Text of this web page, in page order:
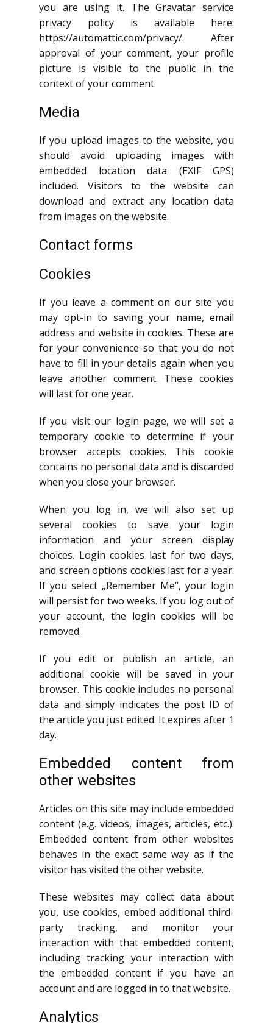
you are using it. The Gravatar service
privacy policy is available here:
https://automattic.com/privacy/. After
approval of your comment, your profile
picture is visible to the public in the
context of your comment.
Media
If you upload images to the website, you
should avoid uploading images with
embedded location data (EXIF GPS)
included. Visitors to the website can
download and extract any location data
from images on the website.
Contact forms
Cookies
If you leave a comment on our site you
may opt-in to saving your name, email
address and website in cookies. These are
for your convenience so that you do not
have to fill in your details again when you
leave another comment. These cookies
will last for one year.
If you visit our login page, we will set a
temporary cookie to determine if your
browser accepts cookies. This cookie
contains no personal data and is discarded
when you close your browser.
When you log in, we will also set up
several cookies to save your login
information and your screen display
choices. Login cookies last for two days,
and screen options cookies last for a year.
If you select „Remember Me“, your login
will persist for two weeks. If you log out of
your account, the login cookies will be
removed.
If you edit or publish an article, an
additional cookie will be saved in your
browser. This cookie includes no personal
data and simply indicates the post ID of
the article you just edited. It expires after 1
day.
Embedded content from
other websites
Articles on this site may include embedded
content (e.g. videos, images, articles, etc.).
Embedded content from other websites
behaves in the exact same way as if the
visitor has visited the other website.
These websites may collect data about
you, use cookies, embed additional third-
party tracking, and monitor your
interaction with that embedded content,
including tracking your interaction with
the embedded content if you have an
account and are logged in to that website.
Analytics